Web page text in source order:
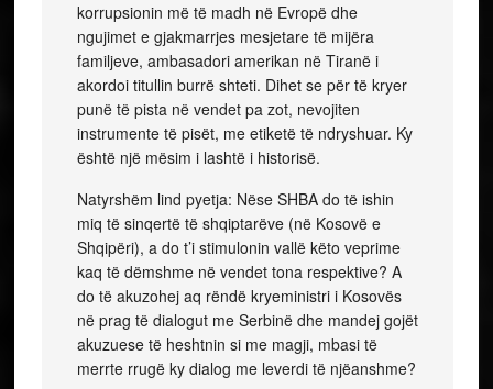
korrupsionin më të madh në Evropë dhe
ngujimet e gjakmarrjes mesjetare të mijëra
familjeve, ambasadori amerikan në Tiranë i
akordoi titullin burrë shteti. Dihet se për të kryer
punë të pista në vendet pa zot, nevojiten
instrumente të pisët, me etiketë të ndryshuar. Ky
është një mësim i lashtë i historisë.
Natyrshëm lind pyetja: Nëse SHBA do të ishin
miq të sinqertë të shqiptarëve (në Kosovë e
Shqipëri), a do t’i stimulonin vallë këto veprime
kaq të dëmshme në vendet tona respektive? A
do të akuzohej aq rëndë kryeministri i Kosovës
në prag të dialogut me Serbinë dhe mandej gojët
akuzuese të heshtnin si me magji, mbasi të
merrte rrugë ky dialog me leverdi të njëanshme?